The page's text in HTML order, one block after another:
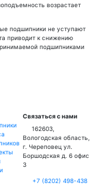
возрастает
подшипники не уступают
приводит к снижению
подшипниками
Связаться с нами
162603,
Вологодская область,
г. Череповец ул.
Боршодская д. 6 офис
3
+7 (8202) 498-438